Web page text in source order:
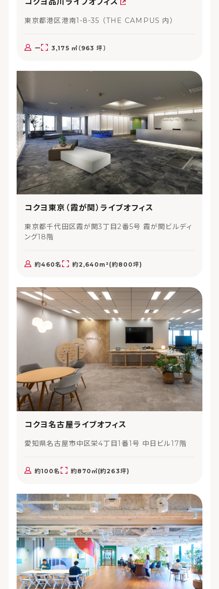
東京都港区港南1-8-35 （THE CAMPUS 内）
ー 3,175 ㎡（963 坪）
コクヨ東京（霞が関）ライブオフィス
東京都千代田区霞が関3丁目2番5号 霞が関ビルディ
ング18階
約460名 約2,640m²(約800坪)
コクヨ名古屋ライブオフィス
愛知県名古屋市中区栄4丁目1番1号 中日ビル17階
約100名 約870㎡(約263坪)